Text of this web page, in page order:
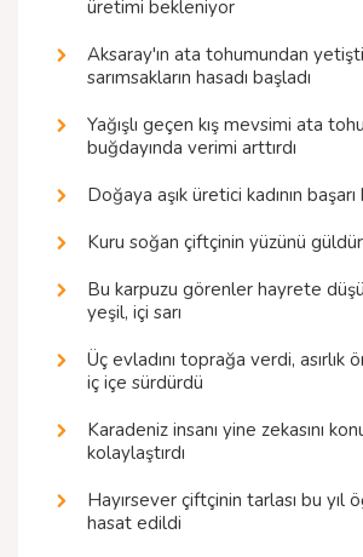
üretimi bekleniyor
Aksaray'ın ata tohumundan
sarımsakların hasadı başladı
Yağışlı geçen kış mevsimi ata
buğdayında verimi arttırdı
Doğaya aşık üretici kadının
Kuru soğan çiftçinin yüzünü
Bu karpuzu görenler hayrete
yeşil, içi sarı
Üç evladını toprağa verdi, asırlık
iç içe sürdürdü
Karadeniz insanı yine zekasını
kolaylaştırdı
Hayırsever çiftçinin tarlası bu yıl
hasat edildi